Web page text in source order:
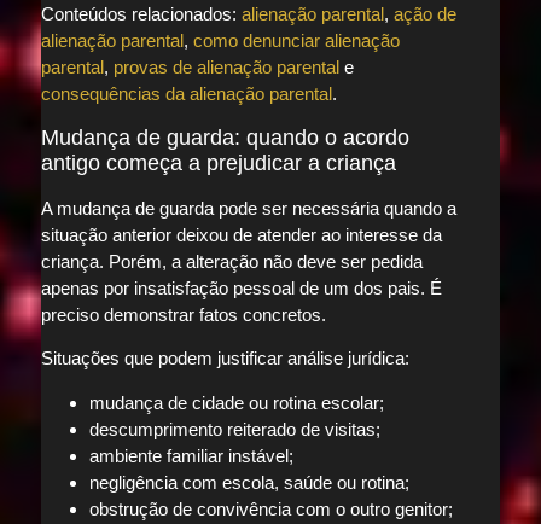
Conteúdos relacionados: alienação parental, ação de
alienação parental, como denunciar alienação
parental, provas de alienação parentale
consequências da alienação parental.
Mudança de guarda: quando o acordo
antigo começa a prejudicar a criança
A mudança de guarda pode ser necessária quando a
situação anterior deixou de atender ao interesse da
criança. Porém, a alteração não deve ser pedida
apenas por insatisfação pessoal de um dos pais. É
preciso demonstrar fatos concretos.
Situações que podem justificar análise jurídica:
mudança de cidade ou rotina escolar;
descumprimento reiterado de visitas;
ambiente familiar instável;
negligência com escola, saúde ou rotina;
obstrução de convivência com o outro genitor;